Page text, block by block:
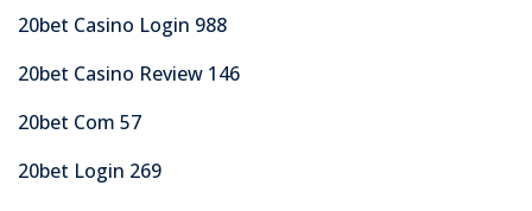
20bet Casino Login 988
20bet Casino Review 146
20bet Com 57
20bet Login 269